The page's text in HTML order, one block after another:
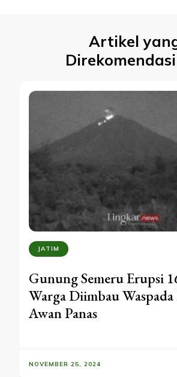
Artikel
JATIM
Gunung Semeru Erupsi
Warga Diimbau
Awan Panas
NOVEMBER 25, 2024